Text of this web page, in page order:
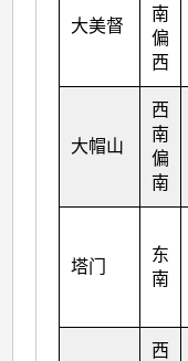
大美督
南
偏
西
大帽山
西
南
偏
南
塔门
东
南
西